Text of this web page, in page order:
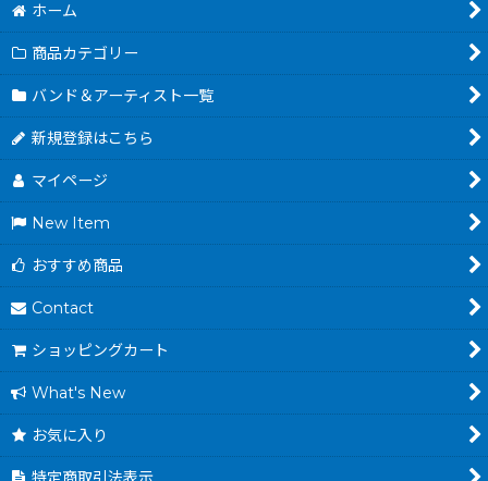
ホーム
商品カテゴリー
バンド＆アーティスト一覧
新規登録はこちら
マイページ
New Item
おすすめ商品
Contact
ショッピングカート
What's New
お気に入り